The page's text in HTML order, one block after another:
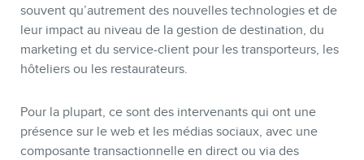
souvent qu’autrement des nouvelles technologies et de
leur impact au niveau de la gestion de destination, du
marketing et du service-client pour les transporteurs, les
hôteliers ou les restaurateurs.
Pour la plupart, ce sont des intervenants qui ont une
présence sur le web et les médias sociaux, avec une
composante transactionnelle en direct ou via des